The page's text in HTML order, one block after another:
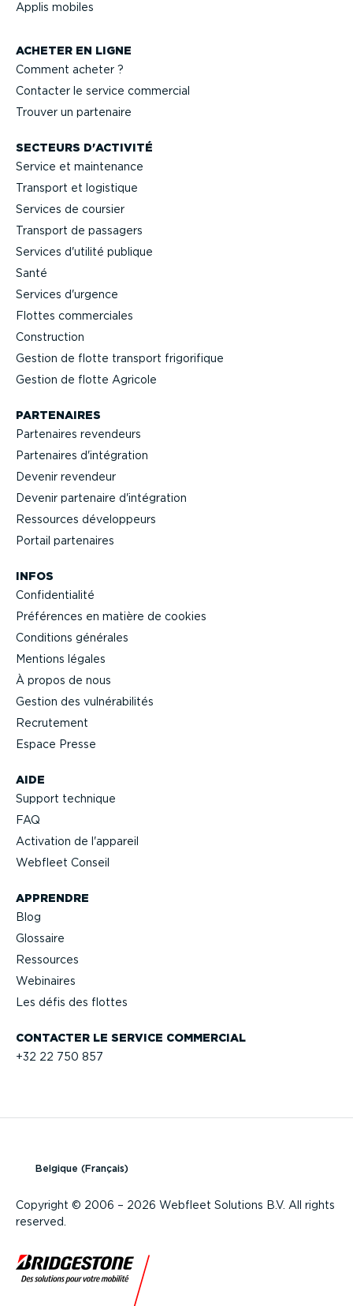
Applis mobiles
ACHETER EN LIGNE
Comment acheter ?
Contacter le service commercial
Trouver un partenaire
SECTEURS D'ACTIVITÉ
Service et maintenance
Transport et logistique
Services de coursier
Transport de passagers
Services d'utilité publique
Santé
Services d'urgence
Flottes commer­ciales
Construction
Gestion de flotte transport frigo­ri­fique
Gestion de flotte Agricole
CONTACTER LE SERVICE COMMERCIAL
+32 22 750 857
AIDE
Support technique
FAQ
Activation de l'appareil
Webfleet Conseil
APPRENDRE
Blog
Glossaire
Ressources
Webinaires
Les défis des flottes
PARTENAIRES
Partenaires revendeurs
Partenaires d'intégration
Devenir revendeur
Devenir partenaire d'intégration
Ressources dévelop­peurs
Portail partenaires
INFOS
Confi­den­tialité
Préférences en matière de cookies
Conditions générales
Mentions légales
À propos de nous
Gestion des vulné­ra­bi­lités
Recrutement
Espace Presse
Copyright © 2006 – 2026 Webfleet Solutions B.V. All rights
reserved.
Belgique (Français)